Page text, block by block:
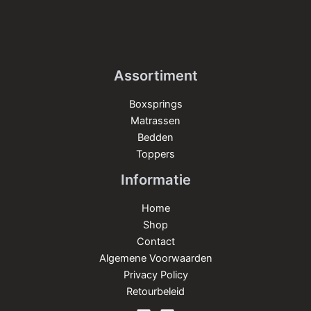
Assortiment
Boxsprings
Matrassen
Bedden
Toppers
Informatie
Home
Shop
Contact
Algemene Voorwaarden
Privacy Policy
Retourbeleid